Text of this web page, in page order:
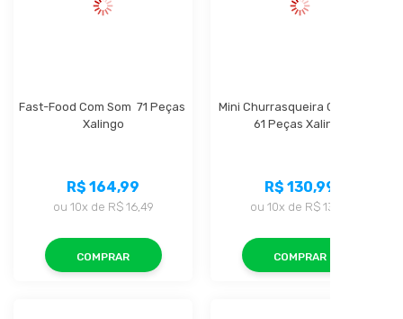
Fast-Food Com Som  71 Peças
Xalingo
R$ 164,99
ou 10x de R$ 16,49
COMPRAR
Mini Churrasqueira Com Som
61 Peças Xalingo
R$ 130,99
ou 10x de R$ 13,09
COMPRAR